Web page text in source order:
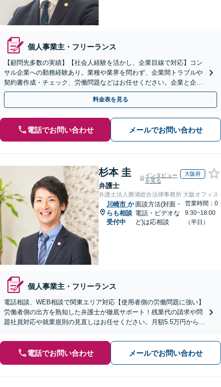
個人事業主・フリーランス
【顧問先多数の実績】【社会人経験を活かし、企業目線で対応】コン
サル企業への勤務経験あり。業種や業界を問わず、企業間トラブルや
契約書作成・チェック、労働問題などはお任せください。企業と企業
の連携をつなぐ「橋渡し役」として、企業の発展をサポート
料金表を見る
電話でお問い合わせ メールでお問い合わせ
杉本 圭
弁護士
インタビュー
を見る
大阪府
弁護士法人勝浦総合法律事務所 大阪オフィス
川崎市 か
らも相談
受付中
面談方法(対面・
電話・ビデオな
ど)は応相談
営業時間：0
9:30~18:00
（平日）
個人事業主・フリーランス
電話相談、WEB相談で関東エリア対応【使用者側の労働問題に強い】
労働者側の出方を熟知した弁護士が徹底サポート！残業代の請求や問
題社員対応や就業規則の見直しはお任せください。月額5.5万円からの
電話でお問い合わせ メールでお問い合わせ